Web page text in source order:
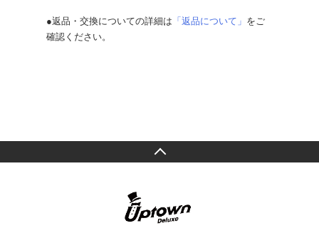
●返品・交換についての詳細は 「返品について」 をご
確認ください。